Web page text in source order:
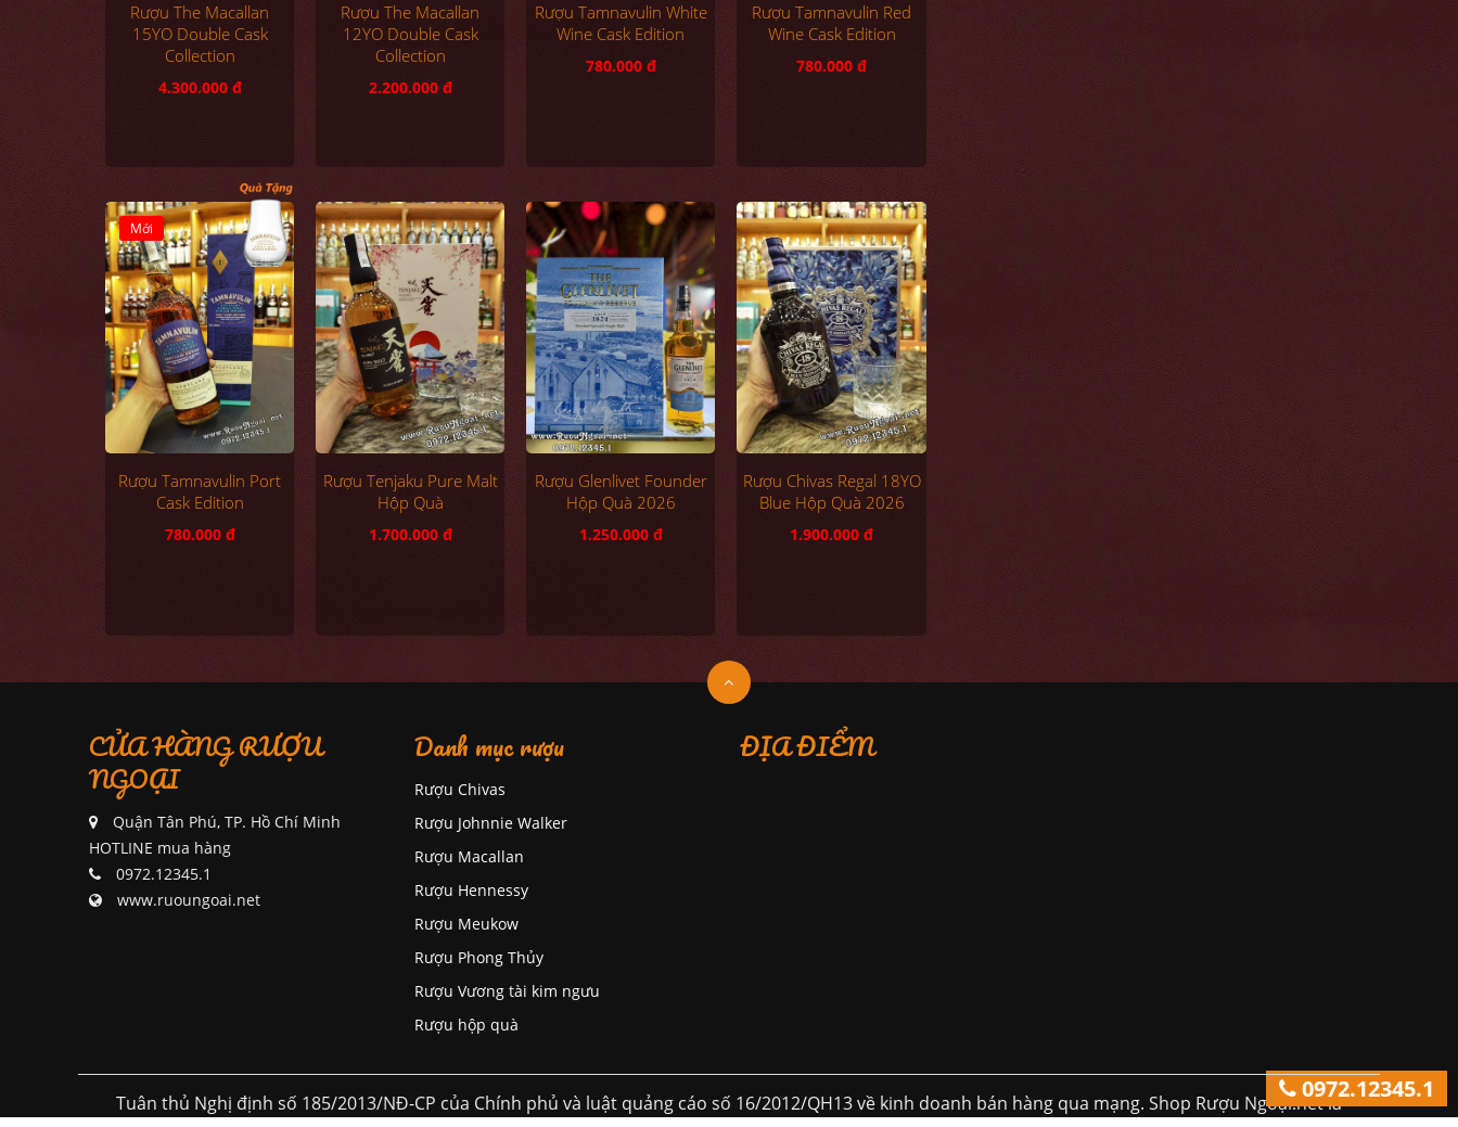
Rượu The Macallan
15YO Double Cask
Collection
4.300.000 đ
Rượu The Macallan
12YO Double Cask
Collection
2.200.000 đ
Rượu Tamnavulin White
Wine Cask Edition
780.000 đ
Rượu Tamnavulin Red
Wine Cask Edition
780.000 đ
Mới
Rượu Tamnavulin Port
Cask Edition
780.000 đ
Rượu Tenjaku Pure Malt
Hộp Quà
1.700.000 đ
Rượu Glenlivet Founder
Hộp Quà 2026
1.250.000 đ
Rượu Chivas Regal 18YO
Blue Hộp Quà 2026
1.900.000 đ
0972.12345.1
CỬA HÀNG RƯỢU
NGOẠI
Quận Tân Phú, TP. Hồ Chí Minh
HOTLINE mua hàng
0972.12345.1
www.ruoungoai.net
Danh mục rượu
Rượu Chivas
Rượu Johnnie Walker
Rượu Macallan
Rượu Hennessy
Rượu Meukow
Rượu Phong Thủy
Rượu Vương tài kim ngưu
Rượu hộp quà
ĐỊA ĐIỂM
Tuân thủ Nghị định số 185/2013/NĐ-CP của Chính phủ và luật quảng cáo số 16/2012/QH13 về kinh doanh bán hàng qua mạng. Shop Rượu Ngoại.net là